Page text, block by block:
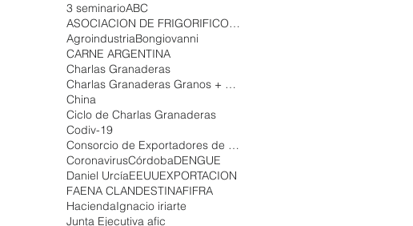
3 seminarioABC
ASOCIACION DE FRIGORIFICOS E INDUSTRIALES DE LA CA
AgroindustriaBongiovanni
CARNE ARGENTINA
Charlas Granaderas
Charlas Granaderas Granos + Carne
China
Ciclo de Charlas Granaderas
Codiv-19
Consorcio de Exportadores de Carnes Argentinas
CoronavirusCórdobaDENGUE
Daniel UrcíaEEUUEXPORTACION
FAENA CLANDESTINAFIFRA
HaciendaIgnacio iriarte
Junta Ejecutiva afic